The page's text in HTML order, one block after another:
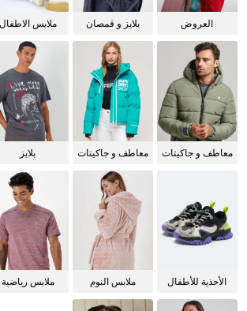
العروض
بلايز و قمصان
ملابس الاطفال
معاطف و جاكيتات
معاطف و جاكيتات
بلايز
الأحذية للأطفال
ملابس النوم
ملابس رياضية